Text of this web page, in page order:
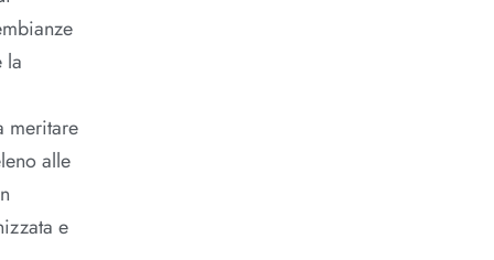
la
meritare
alle
e